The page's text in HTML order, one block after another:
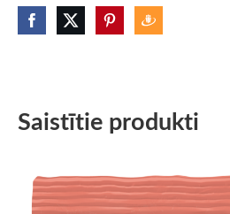
Saistītie produkti